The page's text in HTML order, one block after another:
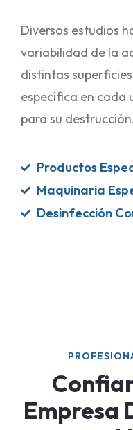
Diversos estudios
variabilidad de la
distintas
específica en cada
para su destrucción.
Productos
Maquinaria
Desinfección
Empresa